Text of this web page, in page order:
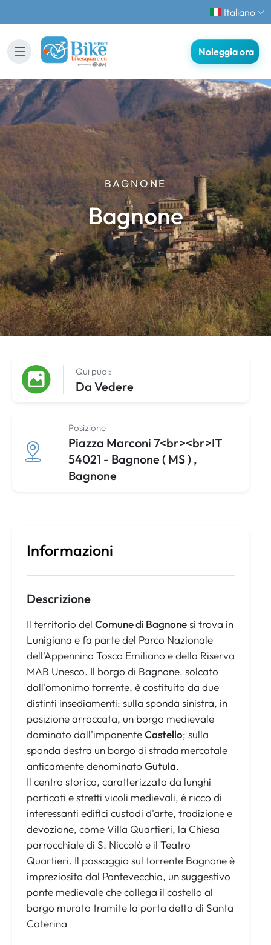
Italiano
Noleggia ora
BAGNONE
Bagnone
Qui puoi:
Da Vedere
Posizione
Piazza Marconi 7<br><br>IT
54021 - Bagnone ( MS ) ,
Bagnone
Informazioni
Descrizione
Il territorio del Comune di Bagnonesi trova in
Lunigiana e fa parte del Parco Nazionale
dell'Appennino Tosco Emiliano e della Riserva
MAB Unesco. Il borgo di Bagnone, solcato
dall'omonimo torrente, è costituito da due
distinti insediamenti: sulla sponda sinistra, in
posizione arroccata, un borgo medievale
dominato dall'imponenteCastello; sulla
sponda destra un borgo di strada mercatale
anticamente denominato Gutula.
Il centro storico, caratterizzato da lunghi
porticati e stretti vicoli medievali, è ricco di
interessanti edifici custodi d'arte, tradizione e
devozione, come Villa Quartieri, la Chiesa
parrocchiale di S. Niccolò e il Teatro
Quartieri. Il passaggio sul torrente Bagnone è
impreziosito dal Pontevecchio, un suggestivo
ponte medievale che collega il castello al
borgo murato tramite la porta detta di Santa
Caterina